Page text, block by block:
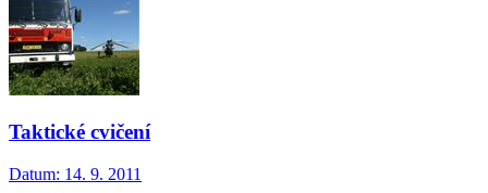
Taktické cvičení
Datum: 14. 9. 2011